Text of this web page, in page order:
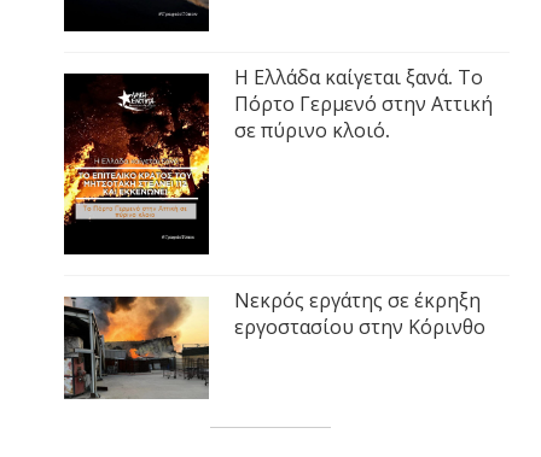
Η Ελλάδα καίγεται ξανά. Το
Πόρτο Γερμενό στην Αττική
σε πύρινο κλοιό.
Νεκρός εργάτης σε έκρηξη
εργοστασίου στην Κόρινθο